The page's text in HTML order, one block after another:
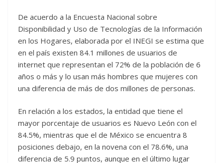
De acuerdo a la Encuesta Nacional sobre
Disponibilidad y Uso de Tecnologías de la Información
en los Hogares, elaborada por el INEGI se estima que
en el país existen 84.1 millones de usuarios de
internet que representan el 72% de la población de 6
años o más y lo usan más hombres que mujeres con
una diferencia de más de dos millones de personas.
En relación a los estados, la entidad que tiene el
mayor porcentaje de usuarios es Nuevo León con el
84.5%, mientras que el de México se encuentra 8
posiciones debajo, en la novena con el 78.6%, una
diferencia de 5.9 puntos, aunque en el último lugar